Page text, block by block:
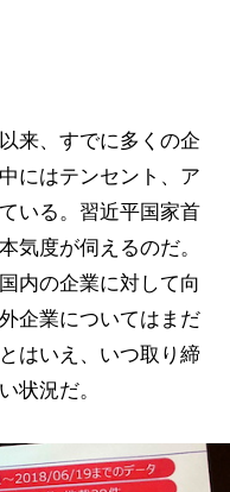
来、すでに多くの企
にはテンセント、ア
いる。習近平国家首
気度が伺えるのだ。
内の企業に対して向
企業についてはまだ
はいえ、いつ取り締
状況だ。